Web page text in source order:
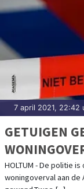
7 april 2021, 22:42
GETUIGEN
HOLTUM - De politie
woningoverval aan